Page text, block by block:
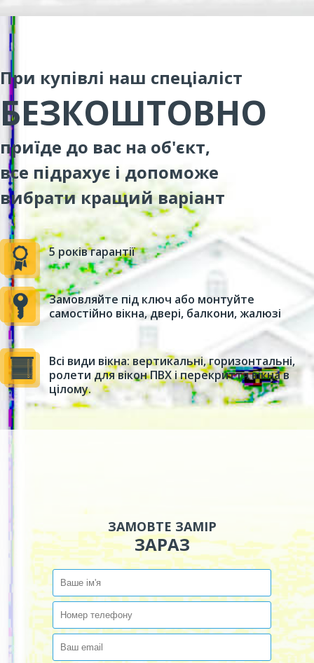
При купівлі наш спеціаліст
БЕЗКОШТОВНО
приїде до вас на об'єкт,
все підрахує і допоможе
вибрати кращий варіант
5 років гарантії
Замовляйте під ключ або монтуйте
самостійно вікна, двері, балкони, жалюзі
Всі види вікна: вертикальні, горизонтальні,
ролети для вікон ПВХ і перекриття вікна в
цілому.
ЗАМОВТЕ ЗАМІР
ЗАРАЗ